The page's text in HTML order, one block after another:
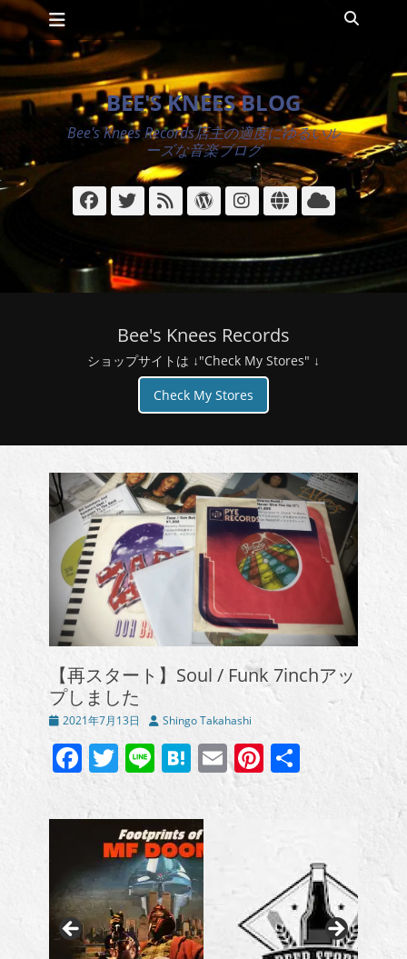
コ
ン
テ
ン
ツ
へ
ッ
プ
メインメニュー
索
BEE'S KNEES BLOG
Bee's Knees Records店主の適度にゆるいル
ーズな音楽ブログ
Facebook
Twitter
ィ
ド
WordPress
Instagram
サ
イ
ク
ラ
ウ
ド
Bee's Knees Records
ショップサイトは ↓"Check My Stores" ↓
Check My Stores
【再スタート】Soul / Funk 7inchアッ
プしました
投
日
2021年7月13日
投
者
Shingo Takahashi
Facebook
Twitter
LineHatena
EmailPinterest